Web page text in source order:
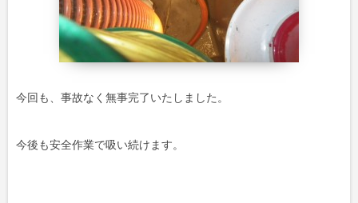
今回も、事故なく無事完了いたしました。
今後も安全作業で吸い続けます。